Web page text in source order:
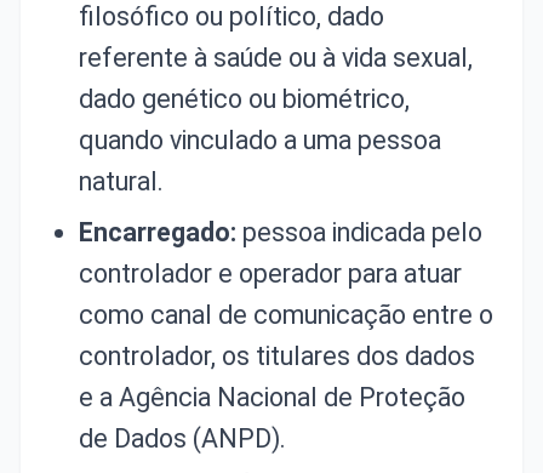
filosófico ou político, dado
referente à saúde ou à vida sexual,
dado genético ou biométrico,
quando vinculado a uma pessoa
natural.
Encarregado: pessoa indicada pelo
controlador e operador para atuar
como canal de comunicação entre o
controlador, os titulares dos dados
e a Agência Nacional de Proteção
de Dados (ANPD).